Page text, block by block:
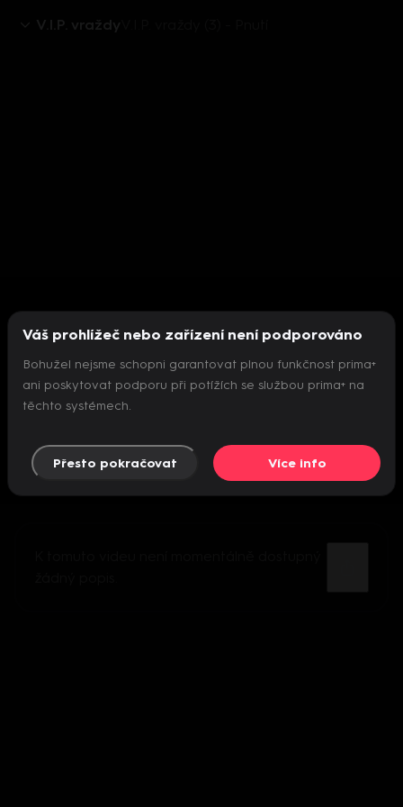
V.I.P. vraždy
Nepodařilo se inicializovat přehrávač
Váš prohlížeč nebo zařízení není podporováno
Bohužel nejsme schopni garantovat plnou funkčnost prima+
ani poskytovat podporu při potížích se službou prima+ na
těchto systémech.
Přesto pokračovat Více info